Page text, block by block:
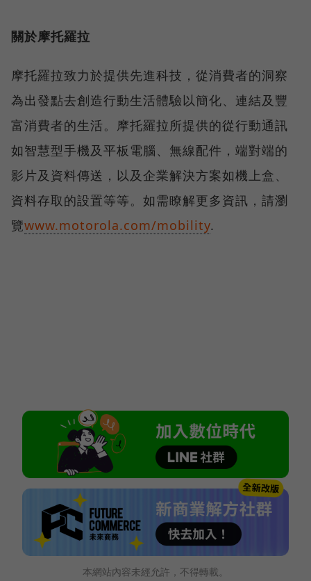
關於摩托羅拉
摩托羅拉致力於提供先進科技，從消費者的洞察
為出發點去創造行動生活體驗以簡化、連結及豐
富消費者的生活。摩托羅拉所提供的從行動通訊
如智慧型手機及平板電腦、無線配件，端對端的
影片及資料傳送，以及企業解決方案如機上盒、
資料存取的設置等等。如需瞭解更多資訊，請瀏
覽www.motorola.com/mobility.
本網站內容未經允許，不得轉載。